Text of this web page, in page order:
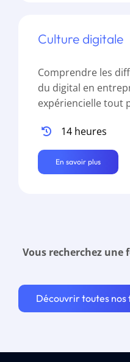
Culture digitale
Comprendre les
du digital en
expériencielle tout
14 heures
En savoir plus
Vous recherchez
Découvrir toutes